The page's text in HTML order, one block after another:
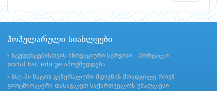
პოპულარული სიახლეები
სტუდენტებისთვის ინოვაციური სერვისი - პორტალი
portal.bsu.edu.ge ამოქმედდება
ბსუ-ში ნატოს გენერალური მდივნის მოადგილე როუზ
გიოტმიოლერი დასავლეთ საქართველოს უმაღლესი